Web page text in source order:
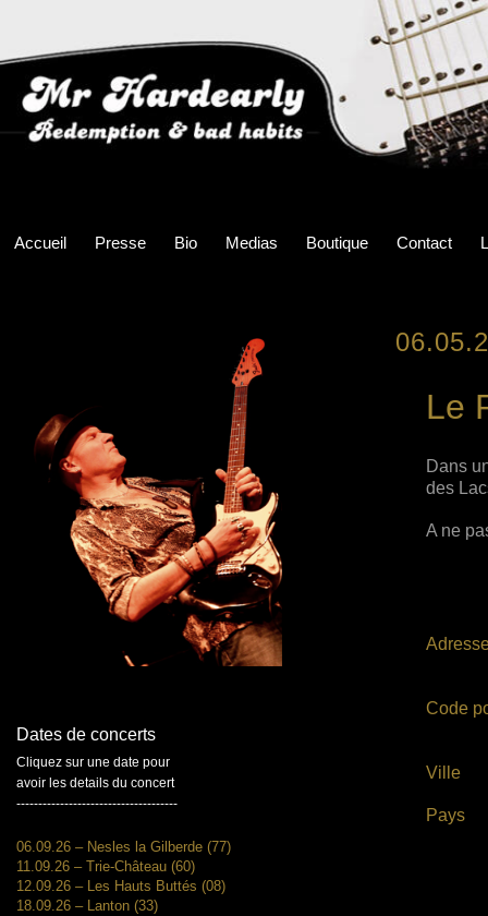
Accueil Presse Bio Medias Boutique Contact
Le
Dans
des
A ne
Code
Ville
Pays
Dates de concerts
Cliquez sur une date pour
avoir les details du concert
-------------------------------------
06.09.26 – Nesles la Gilberde (77)
11.09.26 – Trie-Château (60)
12.09.26 – Les Hauts Buttés (08)
18.09.26 – Lanton (33)